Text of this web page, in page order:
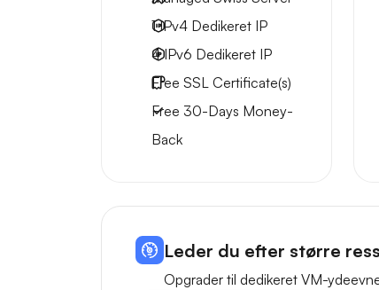
1 IPv4 Dedikeret IP
4 IPv6 Dedikeret IP
Free SSL Certificate(s)
Free 30-Days Money-
Back
Leder du efter større
Opgrader til dedikeret VM-